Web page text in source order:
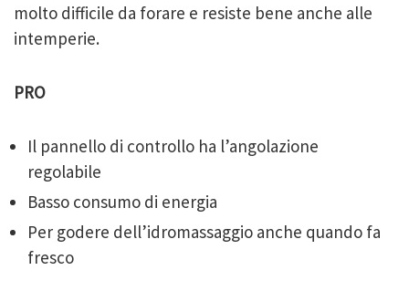
molto difficile da forare e resiste bene anche alle
intemperie.
PRO
Il pannello di controllo ha l’angolazione
regolabile
Basso consumo di energia
Per godere dell’idromassaggio anche quando fa
fresco